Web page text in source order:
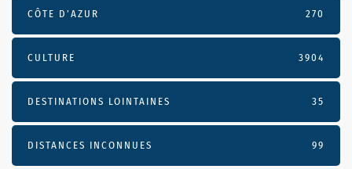
CÔTE D’AZUR 270
CULTURE 3904
DESTINATIONS LOINTAINES 35
DISTANCES INCONNUES 99